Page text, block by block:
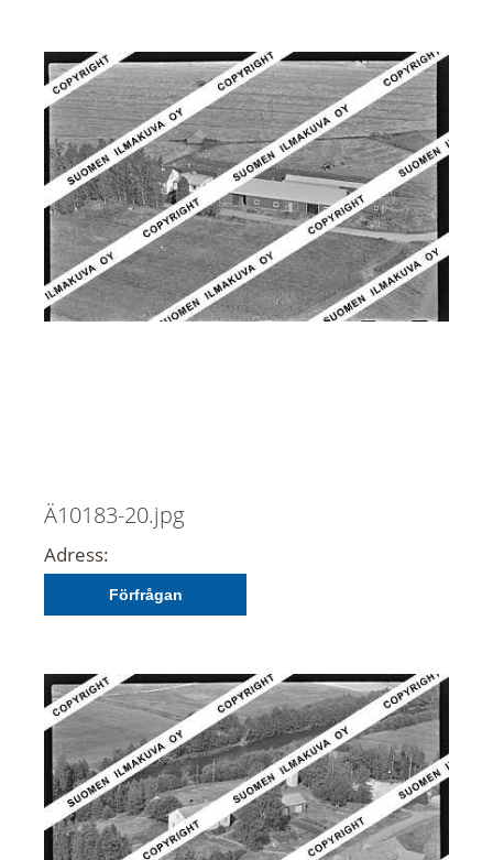
Ä10183-20.jpg
Adress:
Förfrågan